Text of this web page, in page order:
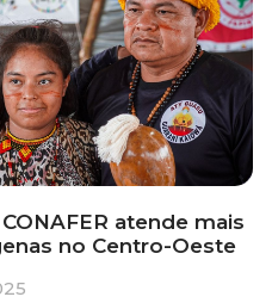
atende mais
no Centro-Oeste